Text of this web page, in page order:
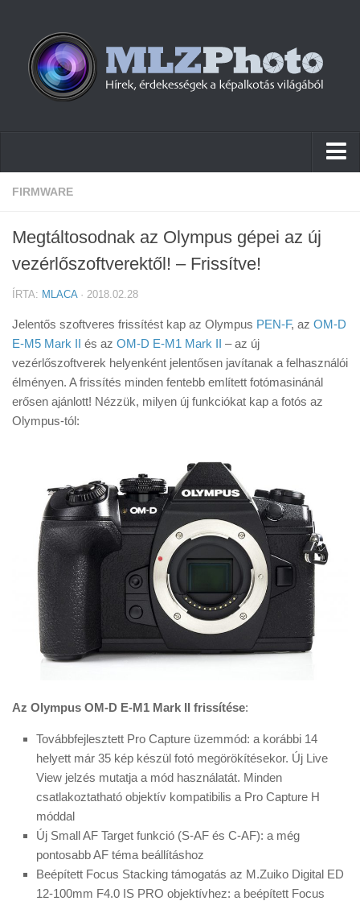
Hírek
Cikkek
Tudástár
Tanácsok
Érdekességek
Helyszíni Riport
FIRMWARE
Megtáltosodnak az Olympus gépei az új
vezérlőszoftverektől! – Frissítve!
ÍRTA: MLACA· 2018.02.28
Jelentős szoftveres frissítést kap az Olympus PEN-F, az OM-D
E-M5 Mark II és az OM-D E-M1 Mark II – az új
vezérlőszoftverek helyenként jelentősen javítanak a felhasználói
élményen. A frissítés minden fentebb említett fotómasinánál
erősen ajánlott! Nézzük, milyen új funkciókat kap a fotós az
Olympus-tól:
Az Olympus OM-D E-M1 Mark II frissítése:
Továbbfejlesztett Pro Capture üzemmód: a korábbi 14
helyett már 35 kép készül fotó megörökítésekor. Új Live
View jelzés mutatja a mód használatát. Minden
csatlakoztatható objektív kompatibilis a Pro Capture H
móddal
Új Small AF Target funkció (S-AF és C-AF): a még
pontosabb AF téma beállításhoz
Beépített Focus Stacking támogatás az M.Zuiko Digital ED
12-100mm F4.0 IS PRO objektívhez: a beépített Focus